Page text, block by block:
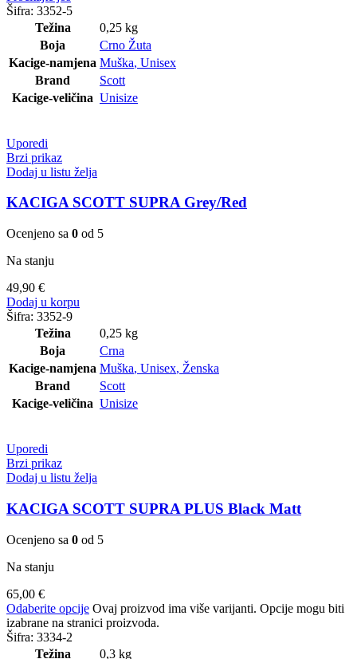
Šifra: 3352-5
Težina
0,25 kg
Boja
Crno Žuta
Kacige-namjena Muška, Unisex
Brand
Scott
Kacige-veličina Unisize
Uporedi
Brzi prikaz
Dodaj u listu želja
KACIGA SCOTT SUPRA Grey/Red
Ocenjeno sa 0 od 5
Na stanju
49,90 €
Dodaj u korpu
Šifra: 3352-9
Težina
0,25 kg
Boja
Crna
Kacige-namjena Muška, Unisex, Ženska
Brand
Scott
Kacige-veličina Unisize
Uporedi
Brzi prikaz
Dodaj u listu želja
KACIGA SCOTT SUPRA PLUS Black Matt
Ocenjeno sa 0 od 5
Na stanju
65,00 €
Odaberite opcije Ovaj proizvod ima više varijanti. Opcije mogu biti
izabrane na stranici proizvoda.
Šifra: 3334-2
Težina
0,3 kg